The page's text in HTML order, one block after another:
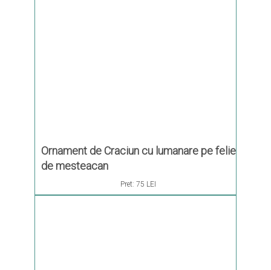
Ornament de Craciun cu lumanare pe felie
de mesteacan
Pret: 75 LEI